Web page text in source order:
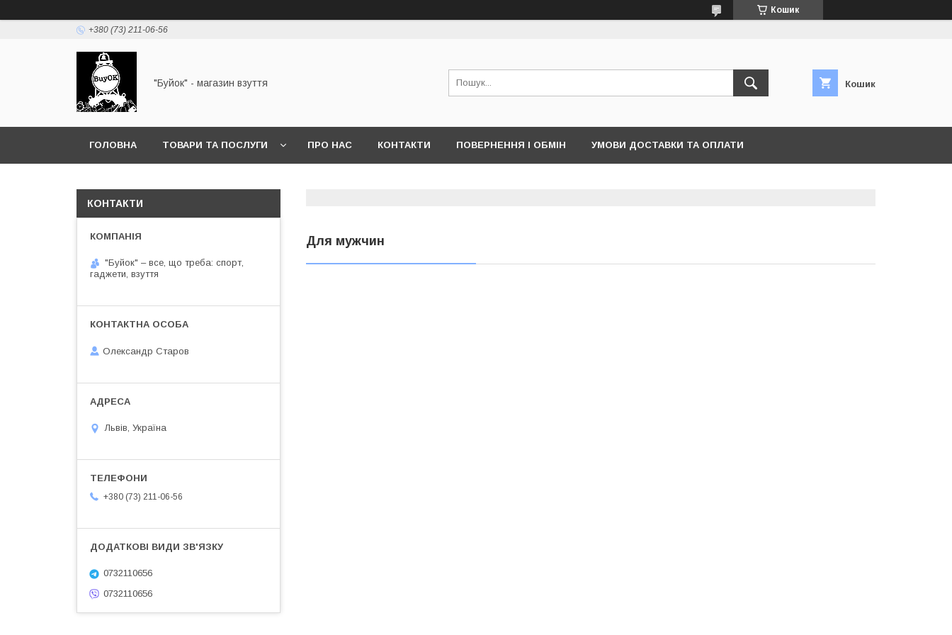
Кошик
+380 (73) 211-06-56
"Буйок" - магазин взуття Кошик
ГОЛОВНА ТОВАРИ ТА ПОСЛУГИ ПРО НАС КОНТАКТИ ПОВЕРНЕННЯ І ОБМІН УМОВИ ДОСТАВКИ ТА ОПЛАТИ
Для мужчин
КОНТАКТИ
"Буйок" – все, що треба: спорт,
гаджети, взуття
Олександр Старов
Львів, Україна
+380 (73) 211-06-56
0732110656
0732110656